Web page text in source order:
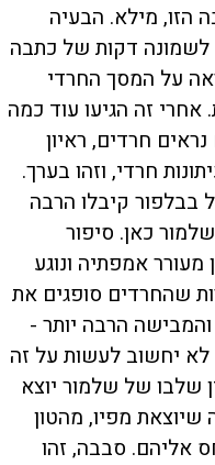
הזו, מילא. הבעיה
לשמונה דקות של כתבה
על המסך החרדי
זה הגיעו עוד כמה
חרדים, ראיון
צלם עיתונות חרדי, וזהו בערך.
בבלפור קיבלו הרבה
כאן. סיפור
אמפתיה ונוגע
שהחרדים סופגים את
הרבה יותר -
יחשוב לעשות על זה
שלבו של שלמור יוצא
שיוצאת מפיו, מהטון
אליהם. סבבה, זהו